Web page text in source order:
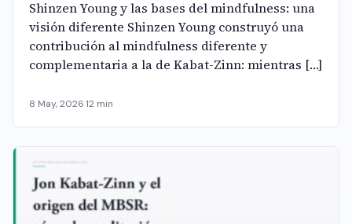
Shinzen Young y las bases del mindfulness: una
visión diferente Shinzen Young construyó una
contribución al mindfulness diferente y
complementaria a la de Kabat-Zinn: mientras […]
8 May, 202612 min